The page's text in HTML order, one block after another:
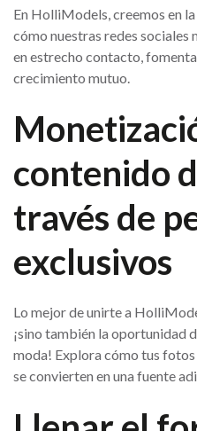
En HolliModels, creemos en
cómo nuestras redes sociales
en estrecho contacto,
crecimiento mutuo.
contenido
través de
exclusivos
Lo mejor de unirte a
¡sino también la oportunidad
moda! Explora cómo tus
se convierten en una fuente